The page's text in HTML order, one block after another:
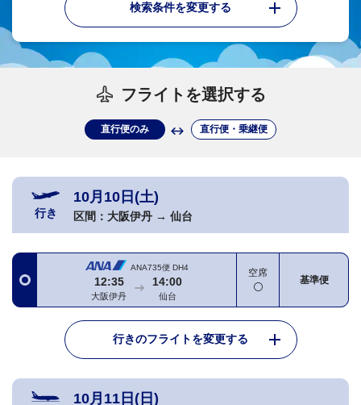
検索条件を変更する
フライトを選択する
直行便のみ 直行便・乗継便
行き
10月10日(土)
区間： 大阪伊丹 → 仙台
ANA735便 DH4
12:35
大阪伊丹
14:00
仙台
空席
基準便
行きのフライトを変更する
10月11日(日)